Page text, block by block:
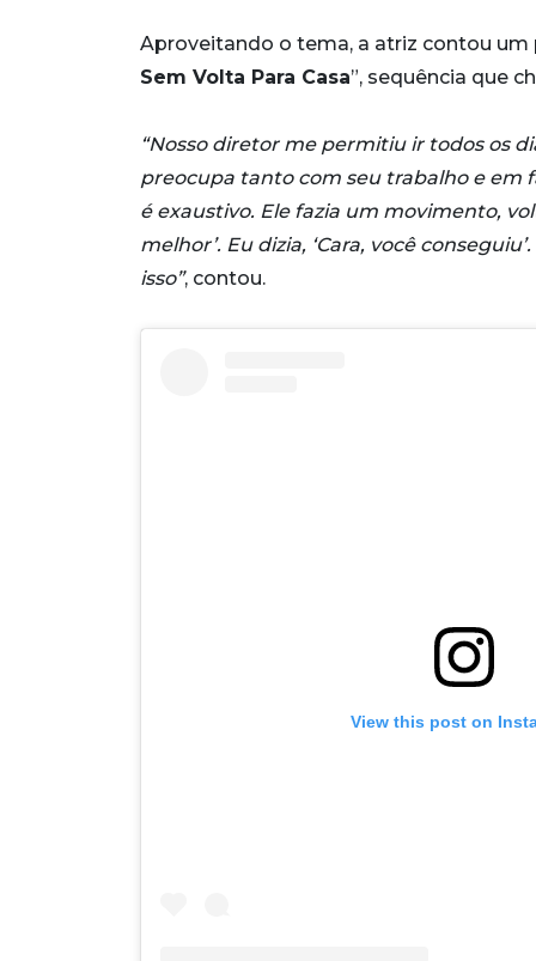
Aproveitando o tema, a atriz contou
Sem Volta Para Casa”, sequência que
“Nosso diretor me permitiu ir todos os
preocupa tanto com seu trabalho e em
é exaustivo. Ele fazia um movimento,
melhor’. Eu dizia, ‘Cara, você
isso”, contou.
View this post on